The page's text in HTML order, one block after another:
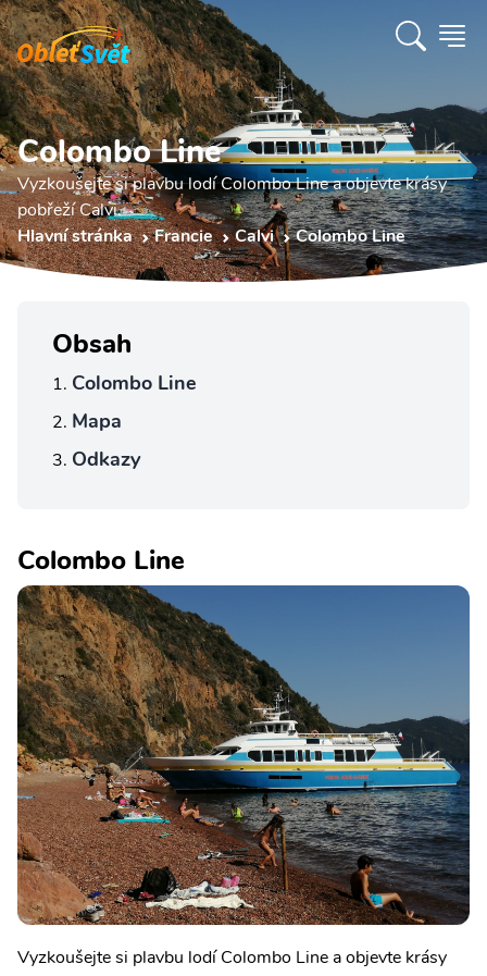
Colombo Line
Vyzkoušejte si plavbu lodí Colombo Line a objevte krásy
pobřeží Calvi.
Hlavní stránka
Francie Calvi Colombo Line
Obsah
Colombo Line
Mapa
Odkazy
Colombo Line
Vyzkoušejte si plavbu lodí Colombo Line a objevte krásy